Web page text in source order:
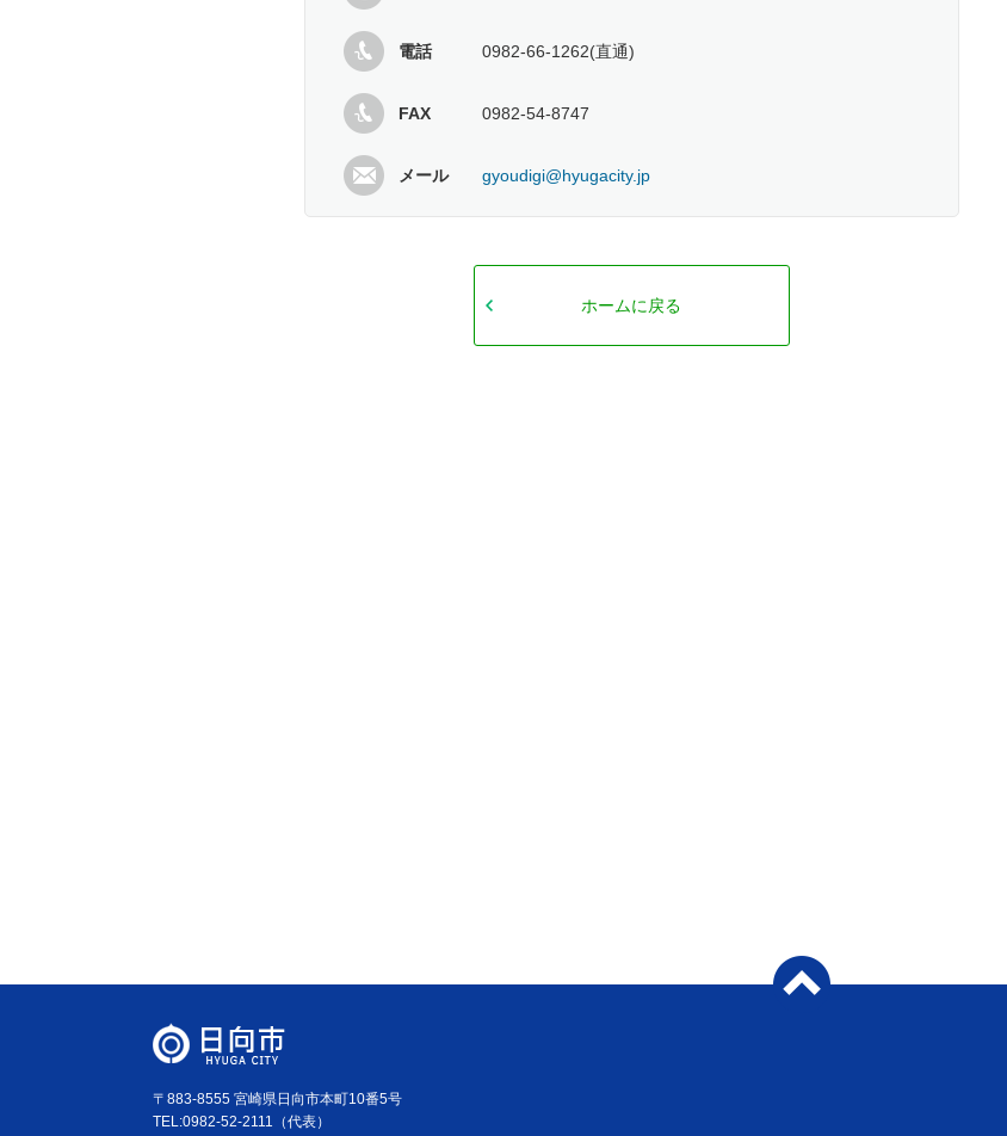
電話 0982-66-1262(直通)
FAX 0982-54-8747
メール gyoudigi@hyugacity.jp
ホームに戻る
〒883-8555 宮崎県日向市本町10番5号
TEL:0982-52-2111（代表）